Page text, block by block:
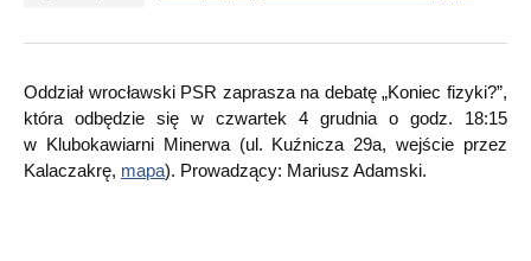
Oddział wrocławski PSR zaprasza na debatę „Koniec fizyki?”,
która odbędzie się w czwartek 4 grudnia o godz. 18:15
w Klubokawiarni Minerwa (ul. Kuźnicza 29a, wejście przez
Kalaczakrę, mapa). Prowadzący: Mariusz Adamski.